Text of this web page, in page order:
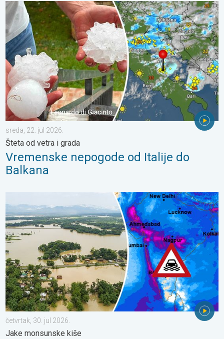
Vremenske nepogode od Italije do Balkana. Šteta od vetra i
sreda, 22. jul 2026.
Šteta od vetra i grada
Vremenske nepogode od Italije do
Balkana
Poplave i klizišta u delovima Azije. Jake monsunske kiše. . .
četvrtak, 30. jul 2026.
Jake monsunske kiše